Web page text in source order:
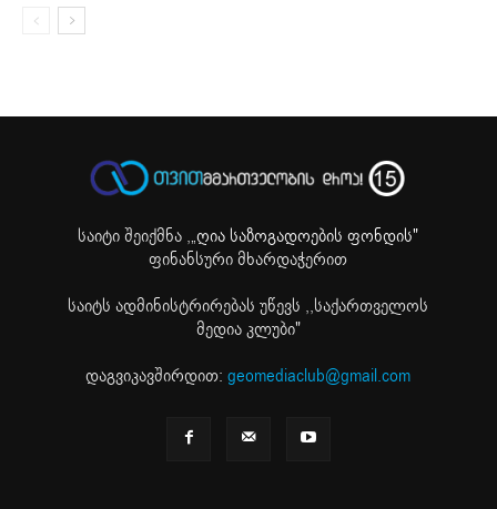
საიტი შეიქმნა ,„ღია საზოგადოების ფონდის"
ფინანსური მხარდაჭერით
საიტს ადმინისტრირებას უწევს ,,საქართველოს
მედია კლუბი"
დაგვიკავშირდით:geomediaclub@gmail.com